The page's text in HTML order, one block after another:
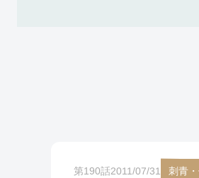
第190話2011/07/31 刺青